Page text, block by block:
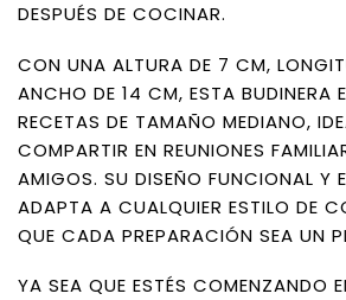
DESPUÉS DE COCINAR.
CON UNA ALTURA DE 7 CM,
ANCHO DE 14 CM, ESTA BUDINERA
RECETAS DE TAMAÑO MEDIANO,
COMPARTIR EN REUNIONES
AMIGOS. SU DISEÑO FUNCIONAL Y
ADAPTA A CUALQUIER ESTILO DE
QUE CADA PREPARACIÓN SEA UN
YA SEA QUE ESTÉS COMENZANDO